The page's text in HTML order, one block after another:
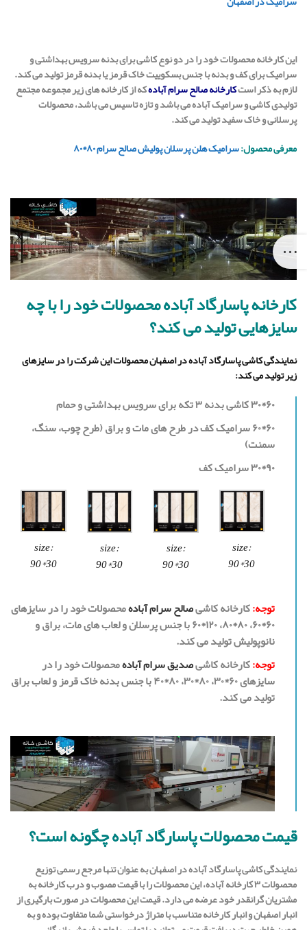
این کارخانه محصولات خود را در دو نوع کاشی برای بدنه سرویس بهداشتی و
سرامیک برای کف و بدنه با جنس بسکوییت خاک قرمز یا بدنه قرمز تولید می کند.
لازم به ذکر استکارخانه صالح سرام آبادهکه از کارخانه های زیر مجموعه مجتمع
تولیدی کاشی و سرامیک آباده می باشد و تازه تاسیس می باشد، محصولات
پرسلانی و خاک سفید تولید می کند.
معرفی محصول:سرامیک هلن پرسلان پولیش صالح سرام ۸۰*۸۰
کارخانه پاسارگاد آباده محصولات خود را با چه
سایزهایی تولید می کند؟
نمایندگی کاشی پاسارگاد آباده در اصفهان محصولات این شرکت را در سایزهای
زیر تولید می کند:
۶۰*۳۰ کاشی بدنه ۳ تکه برای سرویس بهداشتی و حمام
۶۰*۶۰ سرامیک کف در طرح های مات و براق (طرح چوب، سنگ،
سمنت)
۹۰*۳۰ سرامیک کف
size:
90*30
size:
90*30
size:
90*30
size:
90*30
توجه:کارخانه کاشیصالح سرام آبادهمحصولات خود را در سایزهای
۶۰*۶۰، ۸۰*۸۰، ۱۲۰*۶۰ با جنس پرسلان و لعاب های مات، براق و
نانوپولیش تولید می کند.
توجه:کارخانه کاشیصدیق سرام آبادهمحصولات خود را در
سایزهای ۶۰*۳۰، ۸۰*۳۰، ۸۰*۴۰ با جنس بدنه خاک قرمز و لعاب براق
تولید می کند.
قیمت محصولات پاسارگاد آباده چگونه است؟
نمایندگی کاشی پاسارگاد آباده در اصفهان به عنوان تنها مرجع رسمی توزیع
محصولات ۳ کارخانه آباده، این محصولات را با قیمت مصوب و درب کارخانه به
مشتریان گرانقدر خود عرضه می دارد. قیمت این محصولات در صورت بارگیری از
انبار اصفهان و انبار کارخانه متناسب با متراژ درخواستی شما متفاوت بوده و به